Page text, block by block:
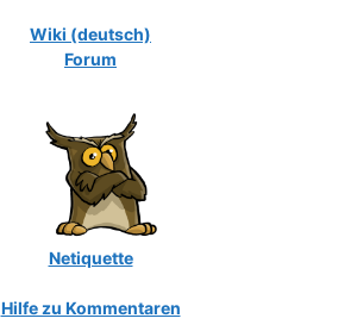
Wiki (deutsch)
Forum
Netiquette
Hilfe zu Kommentaren